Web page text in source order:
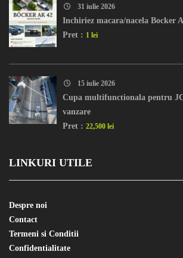
31 iulie 2026
Inchiriez macara/nacela Bocker
Pret : 1 lei
15 iulie 2026
Cupa multifunctionala pentru
vanzare
Pret : 22,500 lei
LINKURI UTILE
Despre noi
Contact
Termeni si Conditii
Confidentialitate